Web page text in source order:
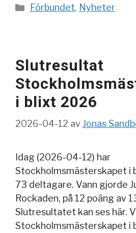
Kategorier
Förbundet, Nyheter
Slutresultat
i blixt 2026
2026-04-12 avJonas
Idag (2026-04-12) har
Stockholmsmästerskapet i
73 deltagare. Vann gjorde
Rockaden, på 12 poäng av
Slutresultatet kan ses här.
Stockholmsmästerskapet i